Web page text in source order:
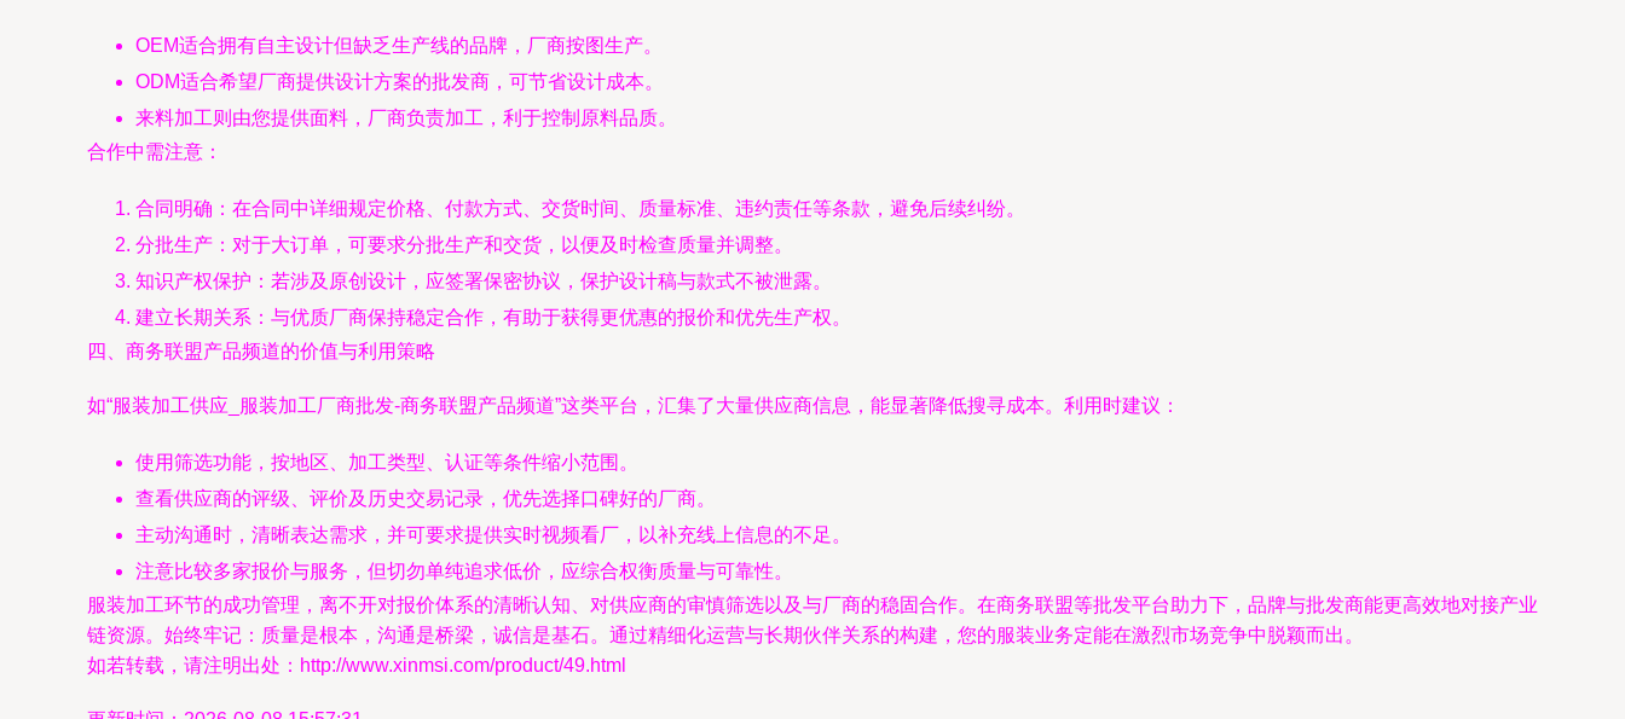
OEM适合拥有自主设计但缺乏生产线的品牌，厂商按图生产。
ODM适合希望厂商提供设计方案的批发商，可节省设计成本。
来料加工则由您提供面料，厂商负责加工，利于控制原料品质。
合作中需注意：
合同明确：在合同中详细规定价格、付款方式、交货时间、质量标准、违约责任等条款，避免后续纠纷。
分批生产：对于大订单，可要求分批生产和交货，以便及时检查质量并调整。
知识产权保护：若涉及原创设计，应签署保密协议，保护设计稿与款式不被泄露。
建立长期关系：与优质厂商保持稳定合作，有助于获得更优惠的报价和优先生产权。
四、商务联盟产品频道的价值与利用策略
如“服装加工供应_服装加工厂商批发-商务联盟产品频道”这类平台，汇集了大量供应商信息，能显著降低搜寻成本。利用时建议：
使用筛选功能，按地区、加工类型、认证等条件缩小范围。
查看供应商的评级、评价及历史交易记录，优先选择口碑好的厂商。
主动沟通时，清晰表达需求，并可要求提供实时视频看厂，以补充线上信息的不足。
注意比较多家报价与服务，但切勿单纯追求低价，应综合权衡质量与可靠性。
服装加工环节的成功管理，离不开对报价体系的清晰认知、对供应商的审慎筛选以及与厂商的稳固合作。在商务联盟等批发平台助力下，品牌与批发商能更高效地对接产业
链资源。始终牢记：质量是根本，沟通是桥梁，诚信是基石。通过精细化运营与长期伙伴关系的构建，您的服装业务定能在激烈市场竞争中脱颖而出。
如若转载，请注明出处：http://www.xinmsi.com/product/49.html